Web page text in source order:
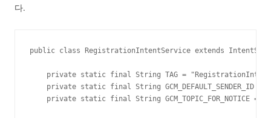
다.
public class RegistrationIntentService extends
private static final String TAG =
private static final String GCM_DEFAULT_SENDER_ID =
private static final String GCM_TOPIC_FOR_NOTICE =